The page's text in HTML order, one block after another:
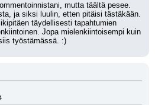
mutta täältä pesee.
ja siksi luulin, etten pitäisi tästäkään.
täydellisesti tapahtumien
Jopa mielenkiintoisempi kuin
työstämässä. :)